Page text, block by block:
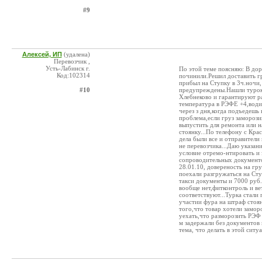
#9
Алексей, ИП (удалена)
Перевозчик ,
Усть-Лабинск г.
Код:102314
#10
По этой теме поясняю: В
починили.Решил доставить
прибыл на Ступку в
предупреждены.Нашли турок
Хлебнеково и гарантируют
температура в РЭФЕ
через з дня,когда
проблема,если груз
выпустить для ремонта или
стоянку...По телефону с
дела были все и
не перевозчика...Даю
условие отремо-нтировать
сопроводительных
28.01.10, довереность на
поехали разгружаться на
такси документы и 7000
вообще нет,фитконтроль и
соответствуют...Турка
участии фура на штраф
того,что товар хотели
уехать,что разморозить РЭФ
м задержали без
тема, что делать в этой